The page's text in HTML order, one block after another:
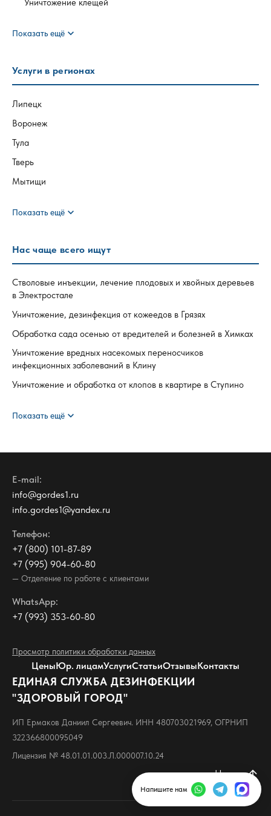
Показать ещё expand_more
Услуги в регионах
Липецк
Воронеж
Тула
Тверь
Мытищи
Показать ещё expand_more
Нас чаще всего ищут
Стволовые инъекции, лечение плодовых и хвойных деревьев
в Электростале
Уничтожение, дезинфекция от кожеедов в Грязях
Обработка сада осенью от вредителей и болезней в Химках
Уничтожение вредных насекомых переносчиков
инфекционных заболеваний в Клину
Уничтожение и обработка от клопов в квартире в Ступино
Показать ещё expand_more
E-mail:
info@gordes1.ru
info.gordes1@yandex.ru
Телефон:
+7 (800) 101-87-89
+7 (995) 904-60-80
— Отделение по работе с клиентами
WhatsApp:
+7 (993) 353-60-80
Просмотр политики обработки данных
ЦеныЮр. лицамУслугиСтатьиОтзывыКонтакты
ЕДИНАЯ СЛУЖБА ДЕЗИНФЕКЦИИ
"ЗДОРОВЫЙ ГОРОД"
ИП Ермаков Даниил Сергеевич. ИНН 480703021969, ОГРНИП
322366800095049
Лицензия № 48.01.01.003.Л.000007.10.24
Наверхarrow_upward
Напишите нам